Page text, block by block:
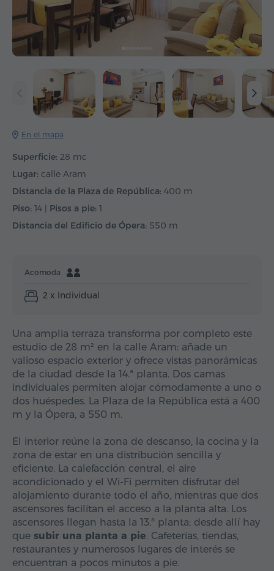
En el mapa
Superficie: 28 mc
Lugar: calle Aram
Distancia de la Plaza de República: 400 m
Piso: 14 | Pisos a pie: 1
Distancia del Edificio de Ópera: 550 m
Acomoda
2 x Individual
Una amplia terraza transforma por completo este
estudio de 28 m² en la calle Aram: añade un
valioso espacio exterior y ofrece vistas panorámicas
de la ciudad desde la 14.ª planta. Dos camas
individuales permiten alojar cómodamente a uno o
dos huéspedes. La Plaza de la República está a 400
m y la Ópera, a 550 m.
El interior reúne la zona de descanso, la cocina y la
zona de estar en una distribución sencilla y
eficiente. La calefacción central, el aire
acondicionado y el Wi-Fi permiten disfrutar del
alojamiento durante todo el año, mientras que dos
ascensores facilitan el acceso a la planta alta. Los
ascensores llegan hasta la 13.ª planta; desde allí hay
que subir una planta a pie. Cafeterías, tiendas,
restaurantes y numerosos lugares de interés se
encuentran a pocos minutos a pie.